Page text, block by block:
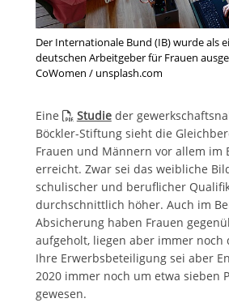
Der Internationale Bund (IB) wurde als
deutschen Arbeitgeber für Frauen
CoWomen / unsplash.com
Eine Studieder
Böckler-Stiftung sieht die
Frauen und Männern vor allem im
erreicht. Zwar sei das weibliche
schulischer und beruflicher
durchschnittlich höher. Auch im
Absicherung haben Frauen
aufgeholt, liegen aber immer noch
Ihre Erwerbsbeteiligung sei aber
2020 immer noch um etwa sieben
gewesen.